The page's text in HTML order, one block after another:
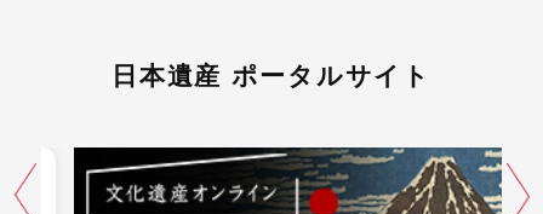
日本遺産 ポータルサイト